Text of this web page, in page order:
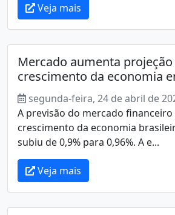
Veja mais
Mercado aumenta
crescimento da economia
segunda-feira, 24 de abril de
A previsão do mercado financeiro
crescimento da economia
subiu de 0,9% para 0,96%. A e...
Veja mais